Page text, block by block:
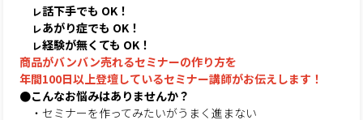
ㇾ話下手でも OK！
ㇾあがり症でも OK！
ㇾ経験が無くても OK！
商品がバンバン売れるセミナーの作り方を
年間100日以上登壇しているセミナー講師がお伝えします！
●こんなお悩みはありませんか？
・セミナーを作ってみたいがうまく進まない